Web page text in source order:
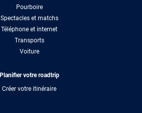
Pourboire
Spectacles et matchs
Téléphone et internet
Transports
Voiture
Planifier votre roadtrip
Créer votre itinéraire